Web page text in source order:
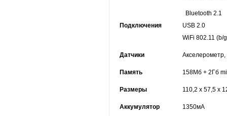
Подключения
Bluetooth 2.1
USB 2.0
WiFi 802.11 (b/
Датчики
Память 158Mб + 2Гб
Размеры 110,2 x 57,5 x
Аккумулятор 1350мА